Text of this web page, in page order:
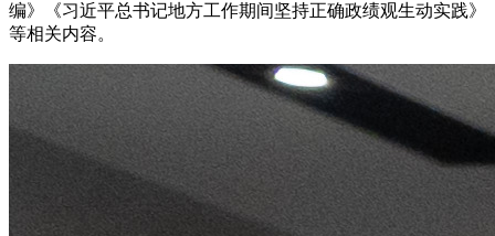
编》《习近平总书记地方工作期间坚持正确政绩观生动实践》
等相关内容。